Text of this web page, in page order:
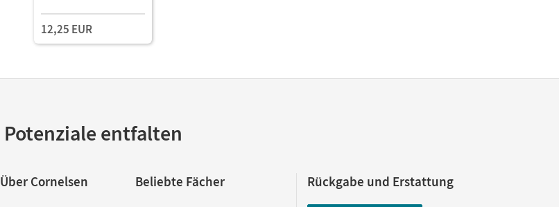
12,25 EUR
Potenziale entfalten
Über Cornelsen Beliebte Fächer Rückgabe und Erstattung